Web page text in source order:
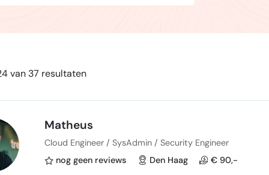
van 37 resultaten
Matheus
Cloud Engineer / SysAdmin / Security Engineer
nog geen reviews
Den Haag € 90,-